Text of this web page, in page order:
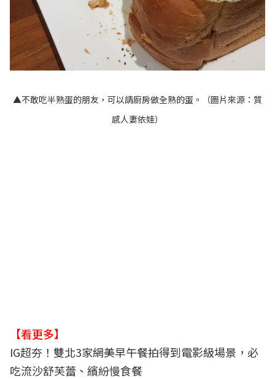
▲不敢吃半熟蛋的朋友，可以請廚房做全熟的蛋。（圖片來源： 質
感人妻依娃）
【看更多】
IG超夯！雙北3家網美早午餐拍得到電影級場景，必
吃流沙舒芙蕾、繽紛慢食餐